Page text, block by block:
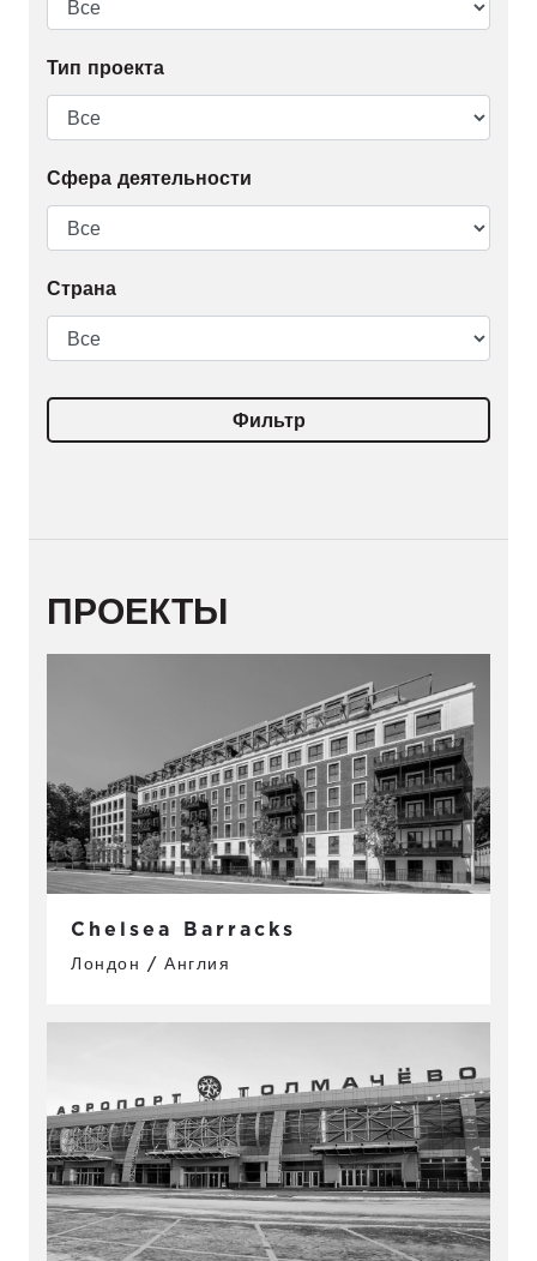
Тип проекта
Сфера деятельности
Страна
Фильтр
ПРОЕКТЫ
Chelsea Barracks
Лондон / Англия